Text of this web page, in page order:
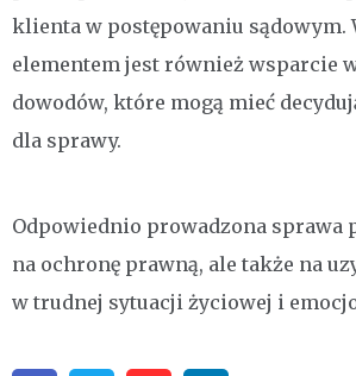
klienta w postępowaniu sądowym.
elementem jest również wsparcie
dowodów, które mogą mieć
dla sprawy.
Odpowiednio prowadzona sprawa
na ochronę prawną, ale także na
w trudnej sytuacji życiowej i